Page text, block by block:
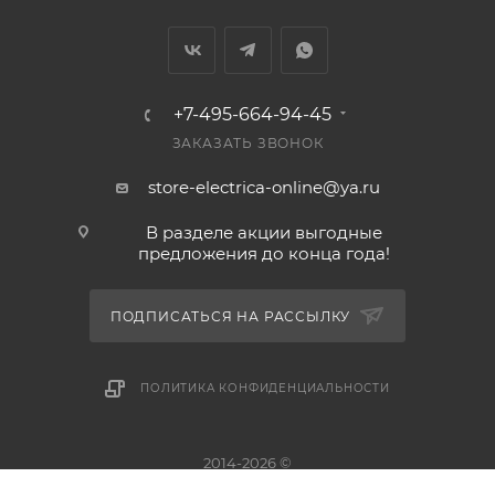
+7-495-664-94-45
ЗАКАЗАТЬ ЗВОНОК
store-electrica-online@ya.ru
В разделе акции выгодные
предложения до конца года!
ПОДПИСАТЬСЯ НА РАССЫЛКУ
ПОЛИТИКА КОНФИДЕНЦИАЛЬНОСТИ
2014-2026 ©